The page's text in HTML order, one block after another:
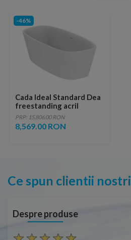
-46%
Cada Ideal Standard Dea
freestanding acril
190x90xH61 cm
PRP: 15,806.00 RON
8,569.00 RON
Ce spun clientii nostri
Despre produse